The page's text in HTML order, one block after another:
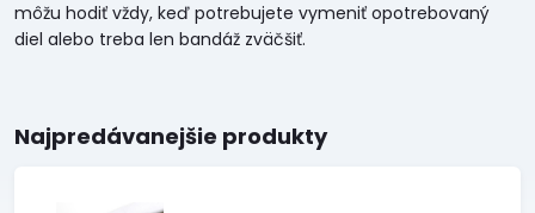
môžu hodiť vždy, keď potrebujete vymeniť opotrebovaný
diel alebo treba len bandáž zväčšiť.
Najpredávanejšie produkty